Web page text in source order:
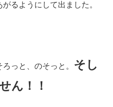
るようにして出ました。
ろっと、のそっと。 そし
ん！！